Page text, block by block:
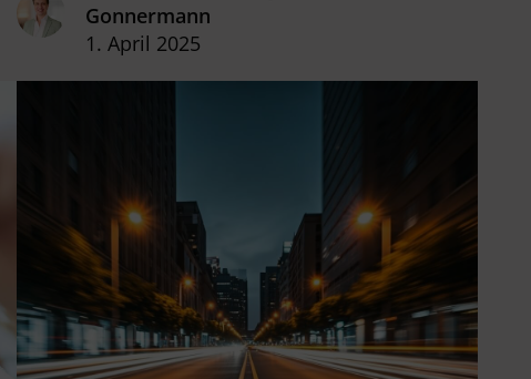
Gonnermann
1. April 2025